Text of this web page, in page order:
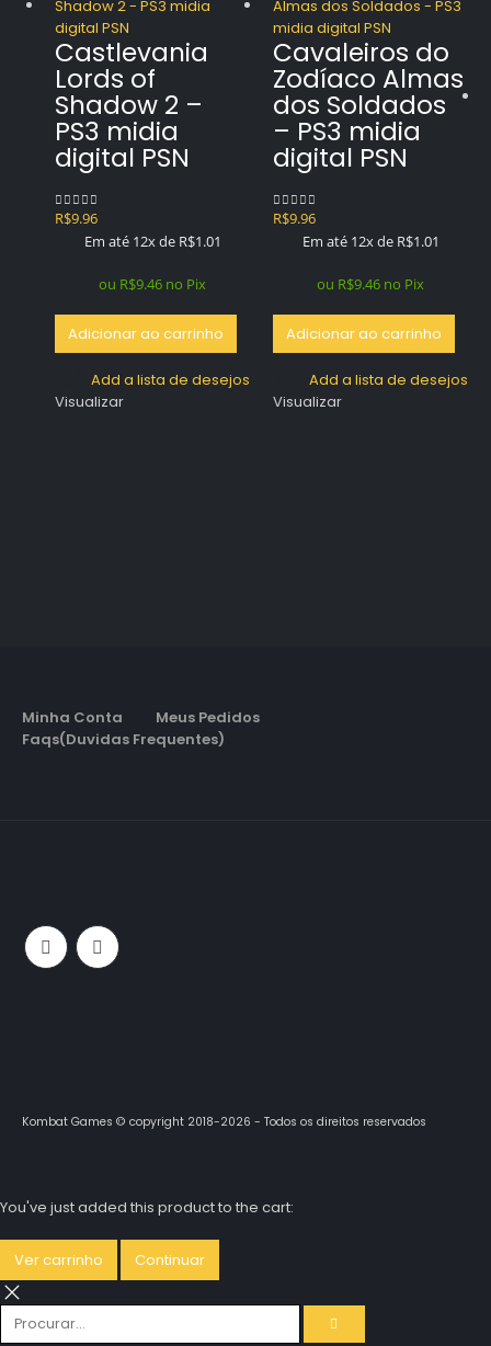
Castlevania
Lords of
Shadow 2 –
PS3 midia
digital PSN
0out of 5
R$9.96
Em até 12x de R$1.01
ou R$9.46 no Pix
Adicionar ao carrinho
Add a lista de desejos
Visualizar
Cavaleiros do
Zodíaco Almas
dos Soldados
– PS3 midia
digital PSN
0out of 5
R$9.96
Em até 12x de R$1.01
ou R$9.46 no Pix
Adicionar ao carrinho
Add a lista de desejos
Visualizar
Minha Conta
Meus Pedidos
Faqs(Duvidas Frequentes)
Kombat Games © copyright 2018-2026 - Todos os direitos reservados
You've just added this product to the cart:
Ver carrinho Continuar